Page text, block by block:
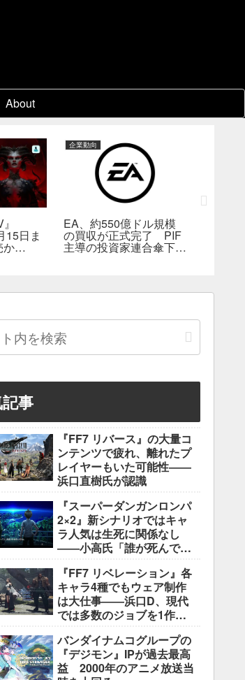
About
15日ま
か
企業動向
EA、約550億ドル規模
の買収が正式完了 PIF
主導の投資家連合傘下で
満
事
『FF7 リバース』の大量コ
ンテンツで疲れ、離れたプ
レイヤーもいた可能性――
浜口直樹氏が認識
『スーパーダンガンロンパ
2×2』新シナリオではキャ
ラ人気は生死に関係なし
――小高氏「誰が死んでも
で」
『FF7 リベレーション』各
キャラ4種でもウェア制作
は大仕事――浜口D、現代
では多数のジョブを1作に
説明
バンダイナムコグループの
『デジモン』IPが過去最高
益 2000年のアニメ放送当